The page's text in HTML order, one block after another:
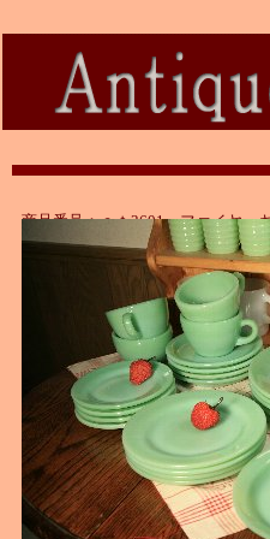
商品番号：ａｔ3601 ファイヤ